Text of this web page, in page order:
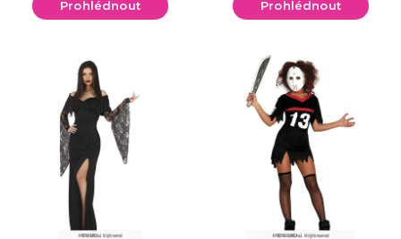
Prohlédnout Prohlédnout